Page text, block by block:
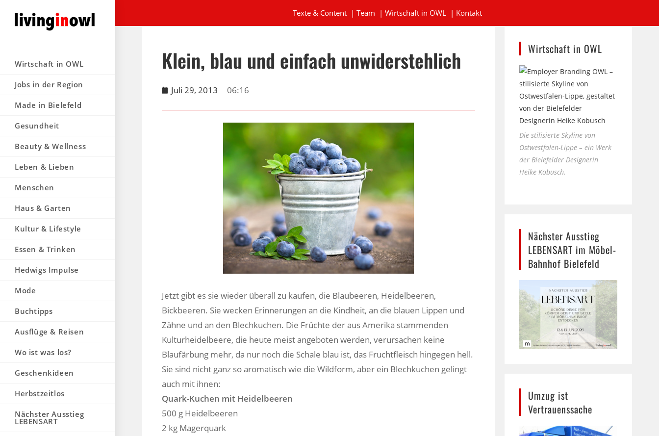
Texte & Content| Team | Wirtschaft in OWL| Kontakt
Wirtschaft in OWL
Jobs in der Region
Made in Bielefeld
Gesundheit
Beauty & Wellness
Leben & Lieben
Menschen
Haus & Garten
Kultur & Lifestyle
Essen & Trinken
Hedwigs Impulse
Mode
Buchtipps
Ausflüge & Reisen
Wo ist was los?
Geschenkideen
Herbstzeitlos
Nächster Ausstieg
LEBENSART
Klein, blau und einfach unwiderstehlich
Juli 29, 2013 06:16
Jetzt gibt es sie wieder überall zu kaufen, die Blaubeeren, Heidelbeeren,
Bickbeeren. Sie wecken Erinnerungen an die Kindheit, an die blauen Lippen und
Zähne und an den Blechkuchen. Die Früchte der aus Amerika stammenden
Kulturheidelbeere, die heute meist angeboten werden, verursachen keine
Blaufärbung mehr, da nur noch die Schale blau ist, das Fruchtfleisch hingegen hell.
Sie sind nicht ganz so aromatisch wie die Wildform, aber ein Blechkuchen gelingt
auch mit ihnen:
Quark-Kuchen mit Heidelbeeren
500 g Heidelbeeren
2 kg Magerquark
Wirtschaft in OWL
Die stilisierte Skyline von
Ostwestfalen-Lippe – ein Werk
der Bielefelder Designerin
Heike Kobusch.
Nächster Ausstieg
LEBENSART im Möbel-
Bahnhof Bielefeld
Umzug ist
Vertrauenssache